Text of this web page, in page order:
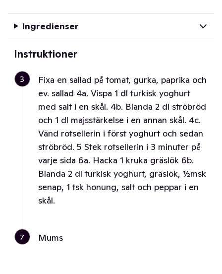
Ingredienser
Instruktioner
3
Fixa en sallad på tomat, gurka, paprika och
ev. sallad 4a. Vispa 1 dl turkisk yoghurt
med salt i en skål. 4b. Blanda 2 dl ströbröd
och 1 dl majsstärkelse i en annan skål. 4c.
Vänd rotsellerin i först yoghurt och sedan
ströbröd. 5 Stek rotsellerin i 3 minuter på
varje sida 6a. Hacka 1 kruka gräslök 6b.
Blanda 2 dl turkisk yoghurt, gräslök, ½msk
senap, 1 tsk honung, salt och peppar i en
skål.
7 Mums